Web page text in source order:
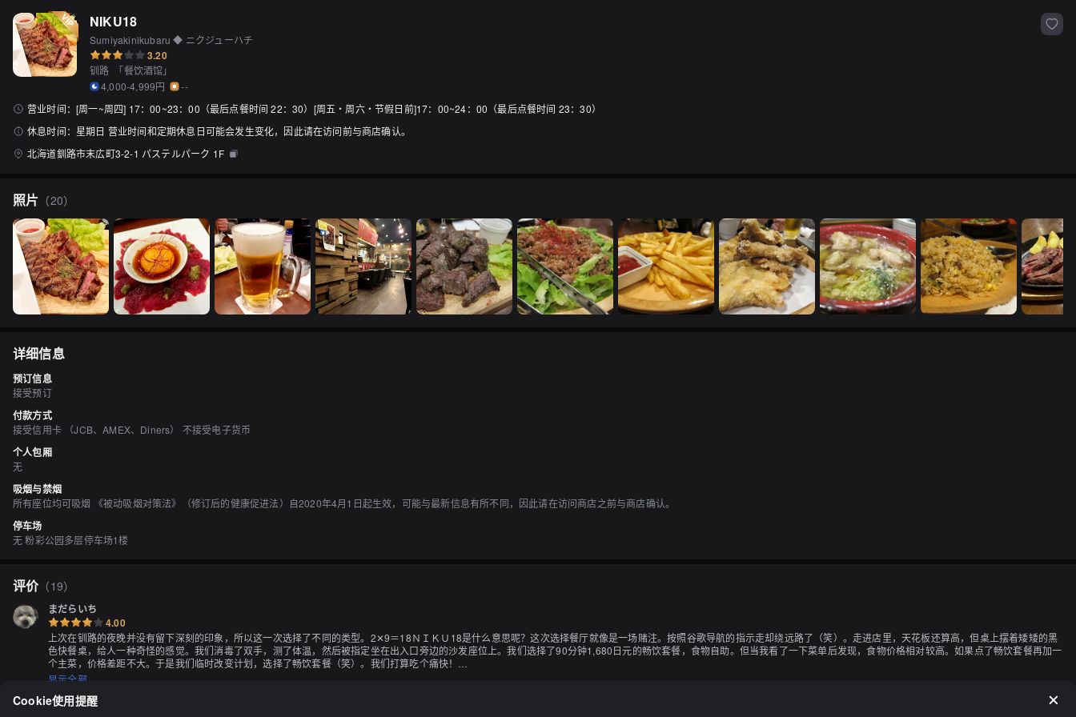
NIKU18
Sumiyakinikubaru ◆ ニクジューハチ
3.20
钏路 「餐饮酒馆」
4,000-4,999円
--
营业时间： [周一~周四] 17：00~23：00（最后点餐时间 22：30）[周五・周六・节假日前]17：00~24：00（最后点餐时间 23：30）
休息时间： 星期日 营业时间和定期休息日可能会发生变化，因此请在访问前与商店确认。
北海道釧路市末広町3-2-1 パステルパーク 1F
照片 （20）
详细信息
预订信息
接受预订
付款方式
接受信用卡 （JCB、AMEX、Diners） 不接受电子货币
个人包厢
无
吸烟与禁烟
所有座位均可吸烟 《被动吸烟对策法》（修订后的健康促进法）自2020年4月1日起生效，可能与最新信息有所不同，因此请在访问商店之前与商店确认。
停车场
无 粉彩公园多层停车场1楼
评价（19）
まだらいち
4.00
上次在钏路的夜晚并没有留下深刻的印象，所以这一次选择了不同的类型。2✕9＝18ＮＩＫＵ18是什么意思呢？这次选择餐厅就像是一场赌注。按照谷歌导航的指示走却绕远路了（笑）。走进店里，天花板还算高，但桌上摆着矮矮的黑
色快餐桌，给人一种奇怪的感觉。我们消毒了双手，测了体温，然后被指定坐在出入口旁边的沙发座位上。我们选择了90分钟1,680日元的畅饮套餐，食物自助。但当我看了一下菜单后发现，食物价格相对较高。如果点了畅饮套餐再加一
个主菜，价格差距不大。于是我们临时改变计划，选择了畅饮套餐（笑）。我们打算吃个痛快！
- 卡马贝尔芝士炸，味道出乎意料的美味。
- 牛肋骨炭烧牛排
显示全部
Cookie使用提醒